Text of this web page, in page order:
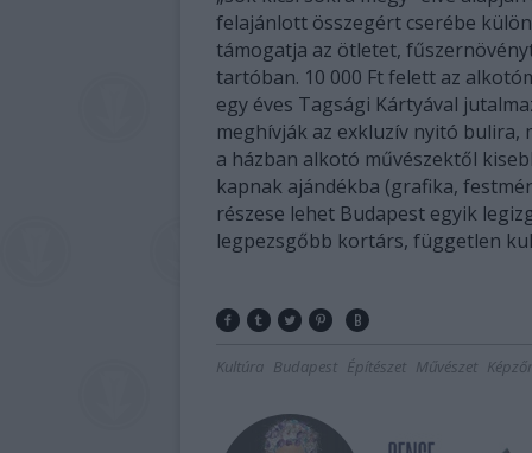
felajánlott összegért cserébe
támogatja az ötletet,
tartóban. 10 000 Ft felett az
egy éves Tagsági Kártyával
meghívják az exkluzív nyitó bulira,
a házban alkotó művészektől
kapnak ajándékba (grafika,
részese lehet Budapest egyik
legpezsgőbb kortárs, független
Kultúra Budapest Építészet Művészet